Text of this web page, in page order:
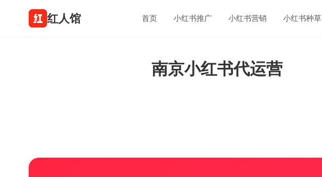
红人馆 首页 小红书推广 小红书营销 小红书种草
南京小红书代运营